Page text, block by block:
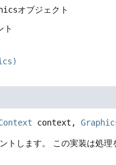
オブジェクト
ト
context,
トします。 この実装は処理